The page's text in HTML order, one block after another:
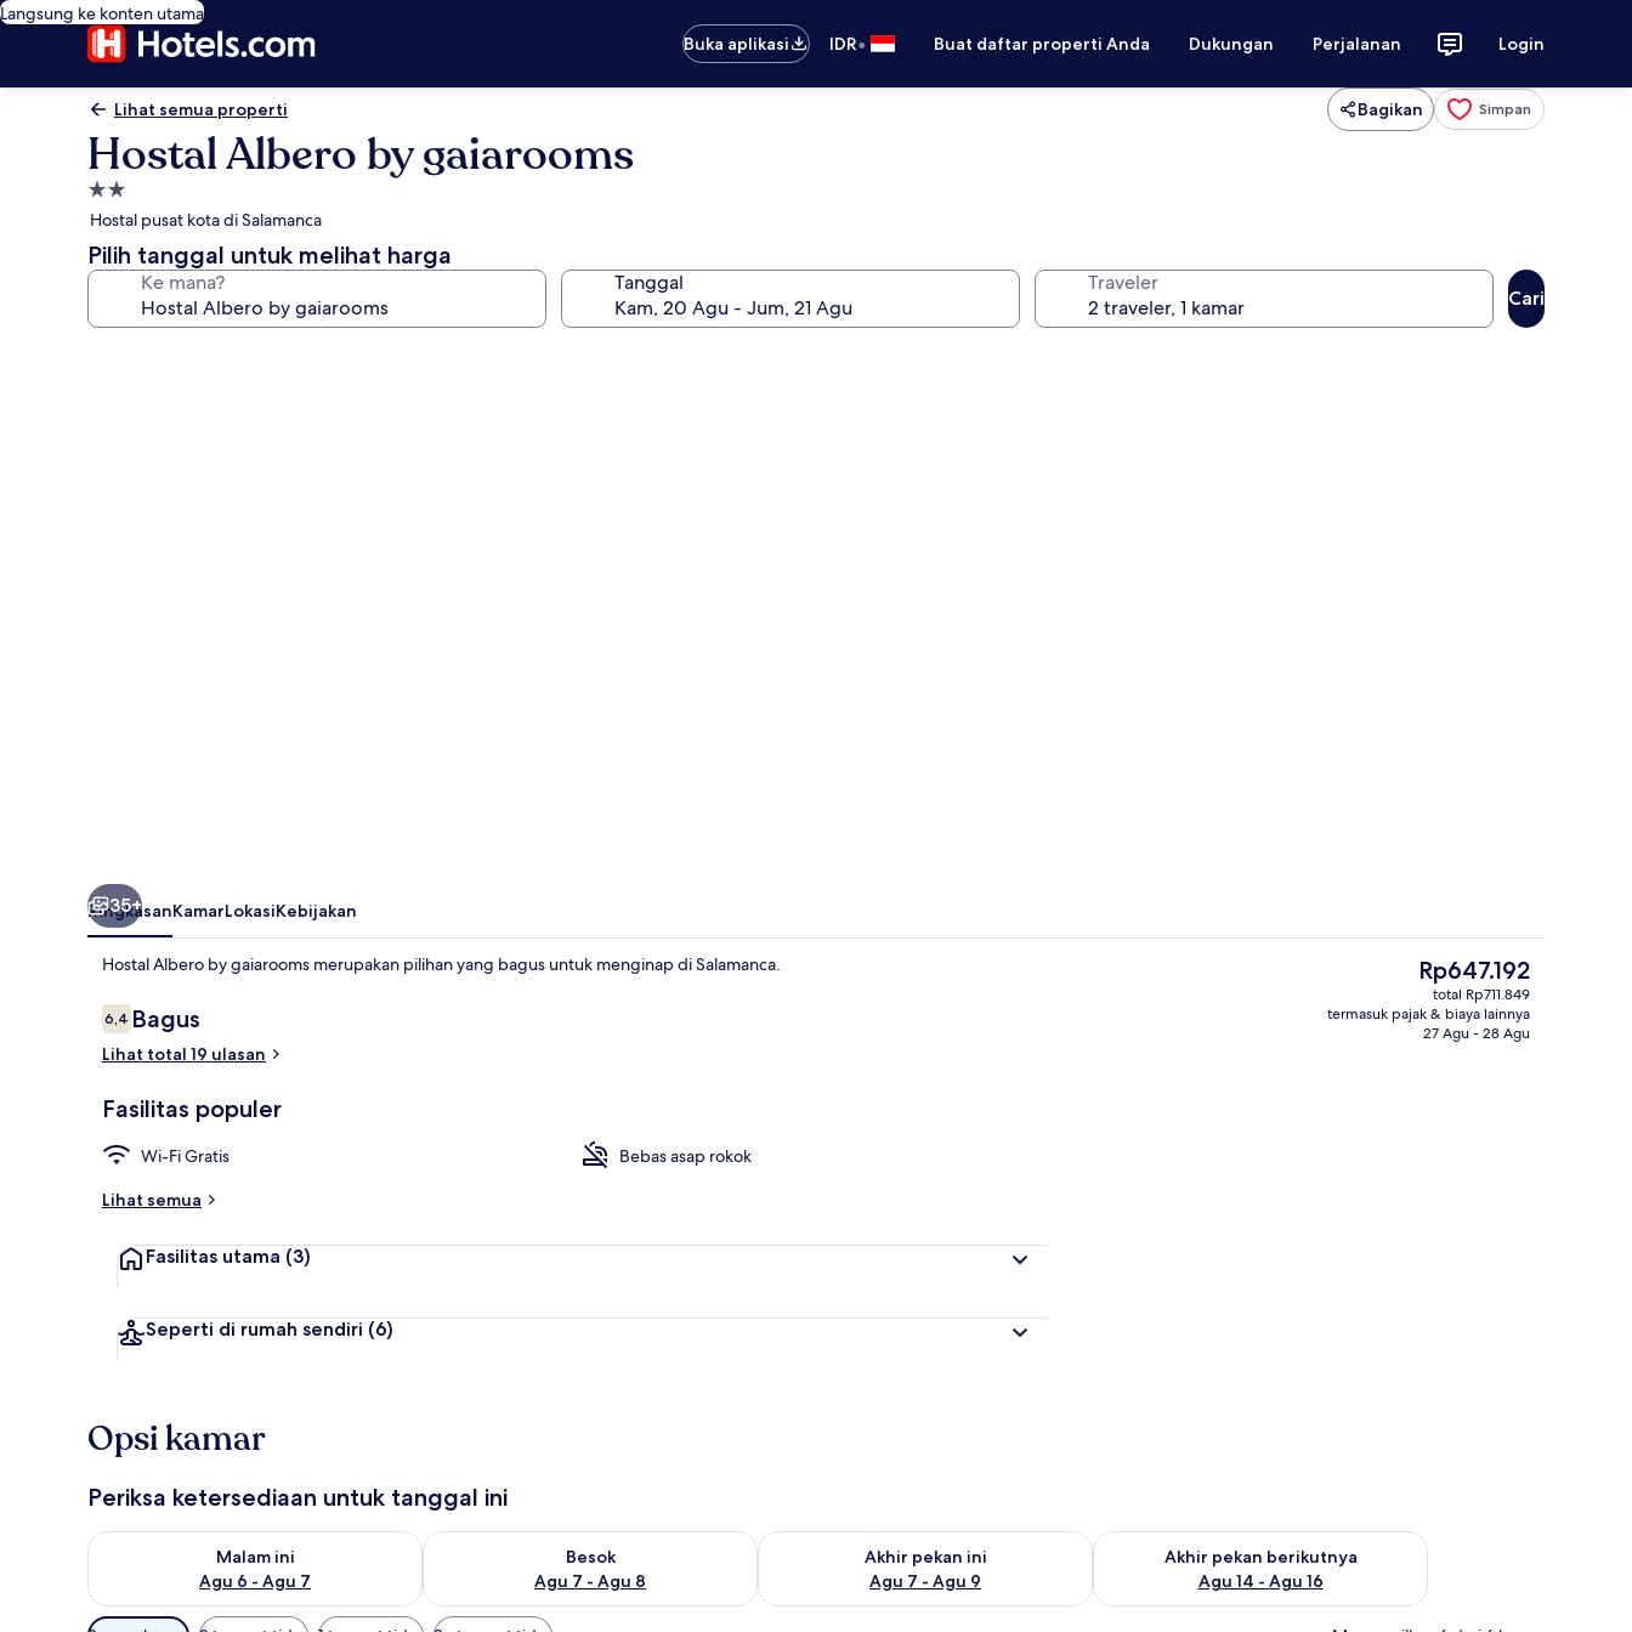
Langsung ke konten utama
Buka aplikasi
IDR• Buat daftar properti Anda Dukungan Perjalanan Login
Lihat semua properti Bagikan Simpan
Hostal Albero by gaiarooms
Properti
bintang
2.0
Hostal pusat kota di Salamanca
Pilih tanggal untuk melihat harga
Ke mana? Tanggal Traveler
Cari
Kamar Double | Selimut bulu angsa, tirai kedap cahaya, Wi-Fi gratis, dan seprai linen
Eksterior
35+
RingkasanKamarLokasiKebijakan
Hostal Albero by gaiarooms merupakan pilihan yang bagus untuk menginap di Salamanca.
Ulasan
6,46,4 dari 10
Bagus
Lihat total 19 ulasan
Fasilitas populer
Wi-Fi Gratis
Bebas asap rokok
Lihat semua
Fasilitas utama (3)
Seperti di rumah sendiri (6)
Harga
saat
ini
Rp647.192
Rp647.192
total Rp711.849
termasuk pajak & biaya lainnya
27 Agu - 28 Agu
Opsi kamar
Periksa ketersediaan untuk tanggal ini
Malam ini
Agu 6 - Agu 7
Periksa ketersediaan untuk malam ini Agu 6 - Agu 7
Besok
Agu 7 - Agu 8
Periksa ketersediaan untuk besok Agu 7 - Agu 8
Akhir pekan ini
Agu 7 - Agu 9
Periksa ketersediaan untuk akhir pekan ini Agu 7 - Agu 9
Akhir pekan berikutnya
Agu 14 - Agu 16
Periksa ketersediaan untuk akhir pekan berikutnya Agu 14 -